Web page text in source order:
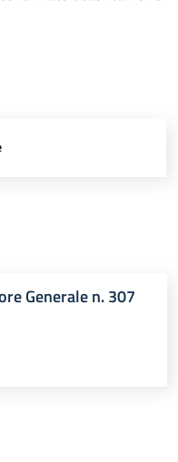
Generale n. 307